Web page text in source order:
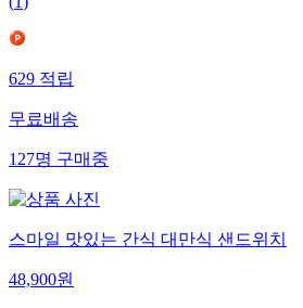
(1)
629적립
무료배송
127명구매중
스마일 맛있는 간식 대만식 샌드위치
48,900원